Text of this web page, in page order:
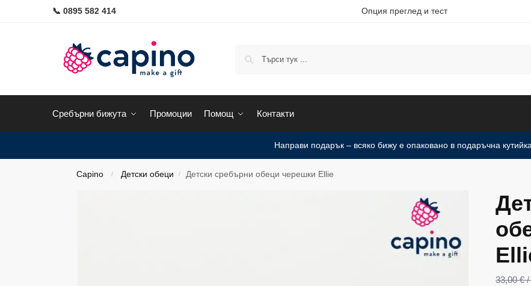
📞 0895 582 414 Опция преглед и тест
Сребърни бижута Промоции Помощ Контакти
Направи подарък – всяко бижу е опаковано в подаръчна кутийка.
Capino / Детски обеци / Детски сребърни обеци черешки Ellie
33,00€ /